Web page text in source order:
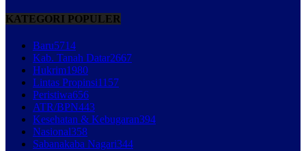
KATEGORI POPULER
Baru5714
Kab. Tanah Datar2667
Hukrim1980
Lintas Propinsi1157
Peristiwa656
ATR/BPN443
Kesehatan & Kebugaran394
Nasional358
Sabanakaba Nagari344